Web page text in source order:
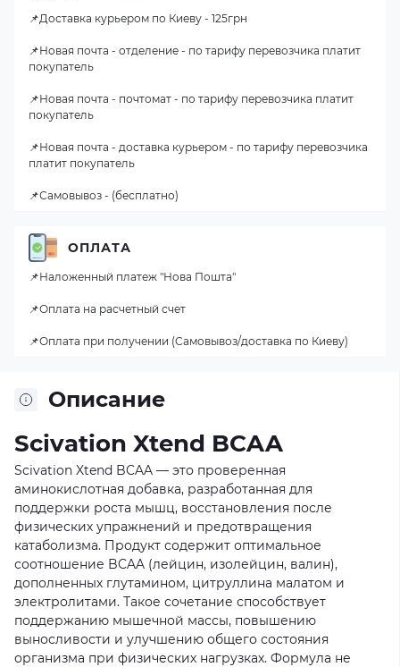
Описание
Scivation Xtend BCAA
Scivation Xtend BCAA — это проверенная
аминокислотная добавка, разработанная для
поддержки роста мышц, восстановления после
физических упражнений и предотвращения
катаболизма. Продукт содержит оптимальное
соотношение BCAA (лейцин, изолейцин, валин),
дополненных глутамином, цитруллина малатом и
электролитами. Такое сочетание способствует
поддержанию мышечной массы, повышению
выносливости и улучшению общего состояния
организма при физических нагрузках. Формула не
📌Доставка курьером по Киеву - 125грн
📌Новая почта - отделение - по тарифу перевозчика платит
покупатель
📌Новая почта - почтомат - по тарифу перевозчика платит
покупатель
📌Новая почта - доставка курьером - по тарифу перевозчика
платит покупатель
📌Самовывоз - (бесплатно)
ОПЛАТА
📌Наложенный платеж "Нова Пошта"
📌Оплата на расчетный счет
📌Оплата при получении (Самовывоз/доставка по Киеву)